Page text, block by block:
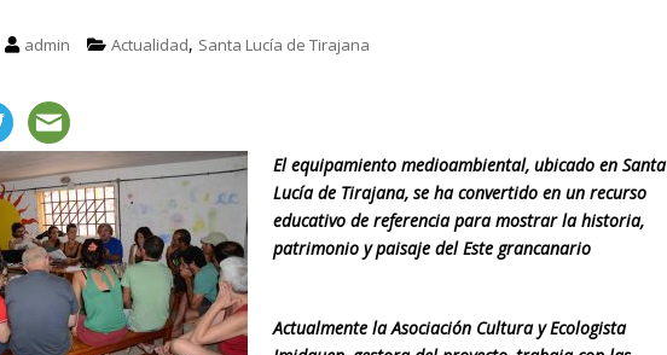
admin Actualidad, Santa Lucía de Tirajana
El equipamiento medioambiental, ubicado en Santa
Lucía de Tirajana, se ha convertido en un recurso
educativo de referencia para mostrar la historia,
patrimonio y paisaje del Este grancanario
Actualmente la Asociación Cultura y Ecologista